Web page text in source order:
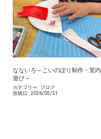
なないろ～こいのぼり制作・室内
遊び～
カテゴリー : ブログ
投稿日 : 2026/05/21